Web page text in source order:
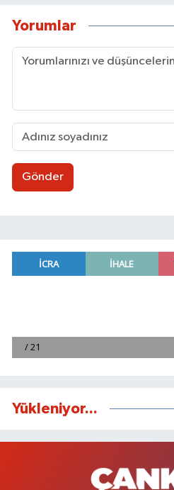
Yorumlar
Gönder
Yükleniyor...